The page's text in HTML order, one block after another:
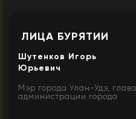
ЛИЦА БУРЯТИИ
Шутенков Игорь
Юрьевич
Мэр города Улан-Удэ, глава
администрации города